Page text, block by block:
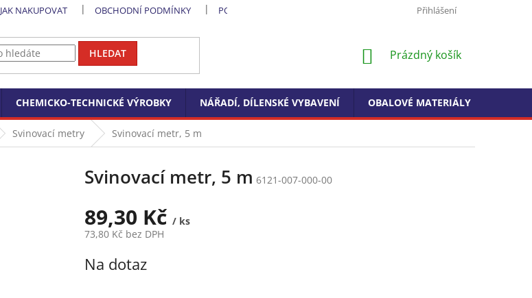
JAK NAKUPOVAT OBCHODNÍ PODMÍNKY PODMÍNKY OCHRANY OSOBNÍCH ÚDAJŮ FORMULÁŘ PRO
Přihlášení
HLEDAT
NÁKUPNÍ
Prázdný košík
CHEMICKO-TECHNICKÉ VÝROBKY NÁŘADÍ, DÍLENSKÉ VYBAVENÍ OBALOVÉ MATERIÁLY
Svinovací metry Svinovací metr, 5 m
Svinovací metr, 5 m 6121-007-000-00
89,30 Kč / ks
73,80 Kč bez DPH
cena:
Na dotaz